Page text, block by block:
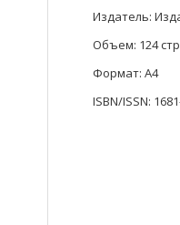
Издатель:
Объем: 124
Формат: A4
ISBN/ISSN: